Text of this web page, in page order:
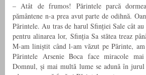
– Atât de frumos! Părintele parcă
pământene n-a prea avut parte de odihnă.
Părintele. Au tras de harul Sfinției Sale cât
pentru alinarea lor, Sfinția Sa stătea treaz
M-am liniștit când l-am văzut pe Părinte,
Părintele Arsenie Boca face miracole
Domnul, și mai multă lume se adună în